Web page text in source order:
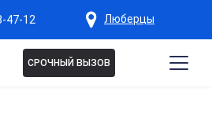
47-12 Люберцы
СРОЧНЫЙ ВЫЗОВ